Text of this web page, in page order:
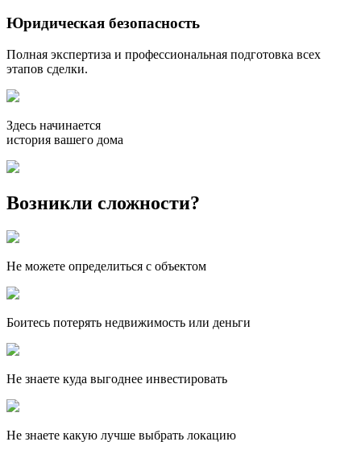
Юридическая безопасность
Полная экспертиза и профессиональная подготовка всех
этапов сделки.
Здесь начинается
история вашего дома
Возникли сложности?
Не можете определиться с объектом
Боитесь потерять недвижимость или деньги
Не знаете куда выгоднее инвестировать
Не знаете какую лучше выбрать локацию